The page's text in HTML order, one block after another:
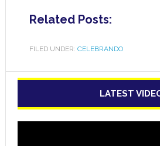
Related Posts:
FILED UNDER: CELEBRANDO
LATEST